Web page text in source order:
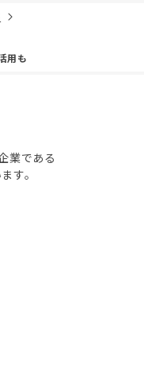
用も
業である
す。